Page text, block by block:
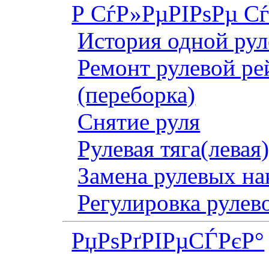
Р СѓР»РµРІРѕРµ
История одной
Ремонт рулевой
(переборка)
Снятие руля
Рулевая
Замена рулевых
Регулировка
РџРѕРґРІРµСЃРєР°